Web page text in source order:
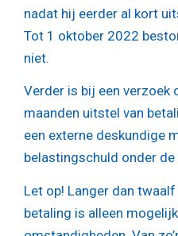
nadat hij eerder al kort
Tot 1 oktober 2022
niet.
Verder is bij een verzoek
maanden uitstel van
een externe deskundige
belastingschuld onder de
Let op! Langer dan
betaling is alleen